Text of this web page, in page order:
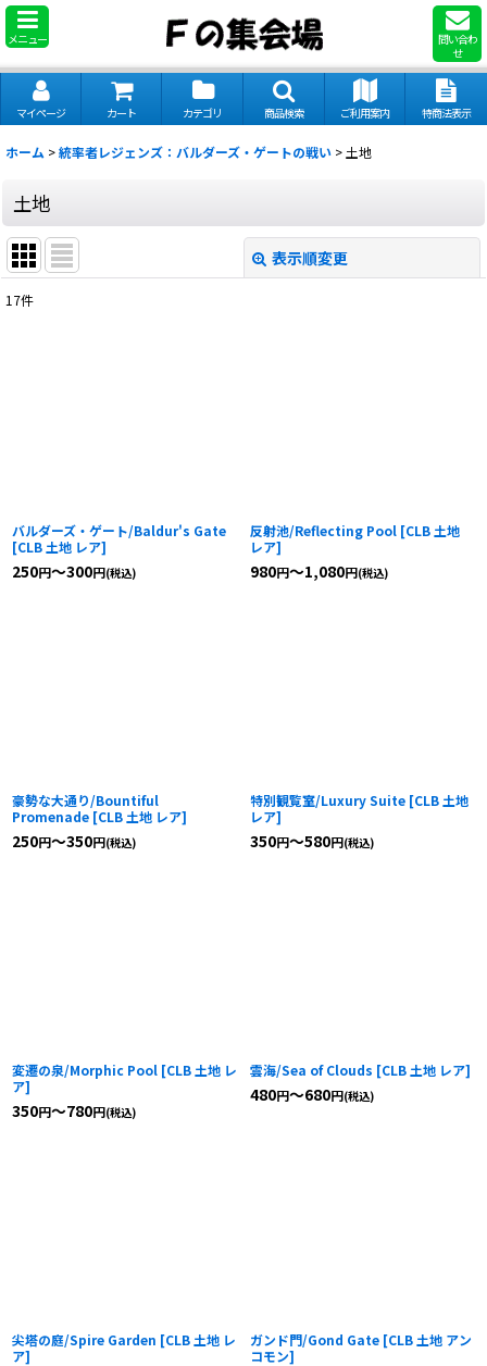
メニュー
問い合わ
せ
マイページ カート カテゴリ 商品検索 ご利用案内 特商法表示
ホーム >統率者レジェンズ：バルダーズ・ゲートの戦い > 土地
土地
表示順変更
17件
バルダーズ・ゲート/Baldur's Gate
[CLB 土地 レア]
250円～300円(税込)
反射池/Reflecting Pool [CLB 土地
レア]
980円～1,080円(税込)
豪勢な大通り/Bountiful
Promenade [CLB 土地 レア]
250円～350円(税込)
特別観覧室/Luxury Suite [CLB 土地
レア]
350円～580円(税込)
変遷の泉/Morphic Pool [CLB 土地 レ
ア]
350円～780円(税込)
雲海/Sea of Clouds [CLB 土地 レア]
480円～680円(税込)
尖塔の庭/Spire Garden [CLB 土地 レ
ア]
ガンド門/Gond Gate [CLB 土地 アン
コモン]